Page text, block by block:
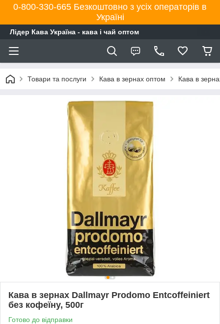
0-800-330-665 Безкоштовно з усіх операторів в
Україні
Лідер Кава Україна - кава і чай оптом
Товари та послуги Кава в зернах оптом Кава в
Кава в зернах Dallmayr Prodomo Entcoffeiniert
без кофеїну, 500г
Готово до відправки